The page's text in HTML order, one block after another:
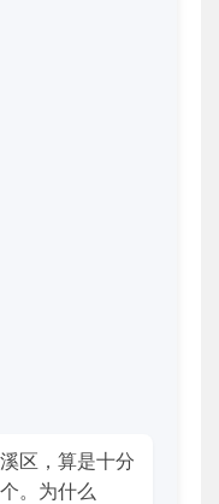
区，算是十分
。为什么